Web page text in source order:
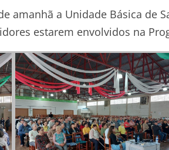
amanhã a Unidade Básica de
estarem envolvidos na